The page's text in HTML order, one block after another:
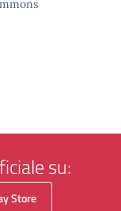
su:
Store